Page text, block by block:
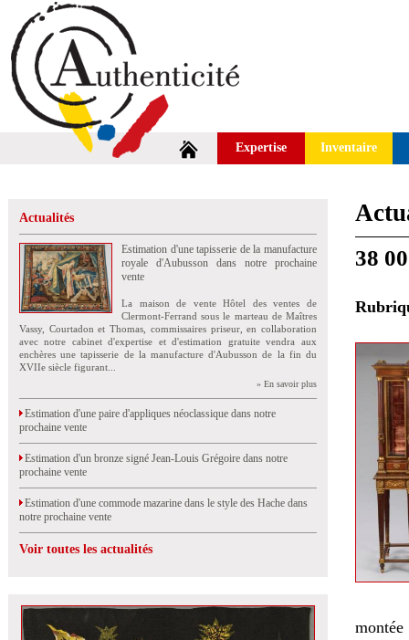
Expertise Inventaire
Actualités
Estimation d'une tapisserie de la manufacture
royale d'Aubusson dans notre prochaine
vente
La maison de vente Hôtel des ventes de
Clermont-Ferrand sous le marteau de Maîtres
Vassy, Courtadon et Thomas, commissaires priseur, en collaboration
avec notre cabinet d'expertise et d'estimation gratuite vendra aux
enchères une tapisserie de la manufacture d'Aubusson de la fin du
XVIIe siècle figurant...
» En savoir plus
Estimation d'une paire d'appliques néoclassique dans notre
prochaine vente
Estimation d'un bronze signé Jean-Louis Grégoire dans notre
prochaine vente
Estimation d'une commode mazarine dans le style des Hache dans
notre prochaine vente
Voir toutes les actualités
38